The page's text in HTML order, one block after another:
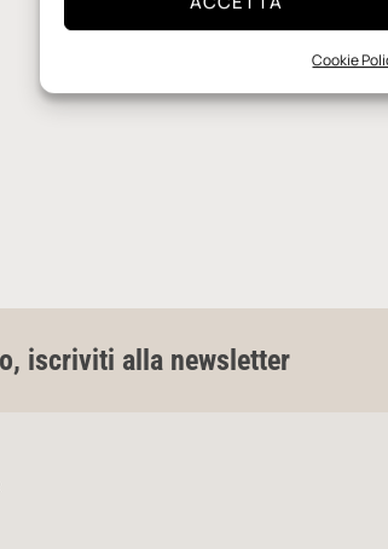
Cookie
iscriviti alla newsletter